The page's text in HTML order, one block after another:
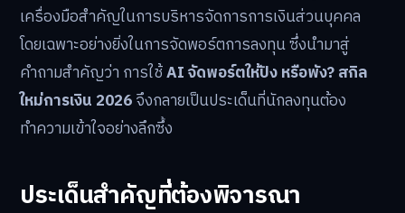
เครื่องมือสำคัญในการบริหารจัดการการเงินส่วนบุคคล
โดยเฉพาะอย่างยิ่งในการจัดพอร์ตการลงทุน ซึ่งนำมาสู่
คำถามสำคัญว่า การใช้AI จัดพอร์ตให้ปัง หรือพัง? สกิล
ใหม่การเงิน 2026จึงกลายเป็นประเด็นที่นักลงทุนต้อง
ทำความเข้าใจอย่างลึกซึ้ง
ประเด็นสำคัญที่ต้องพิจารณา